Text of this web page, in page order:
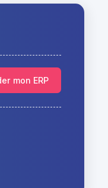
mon ERP